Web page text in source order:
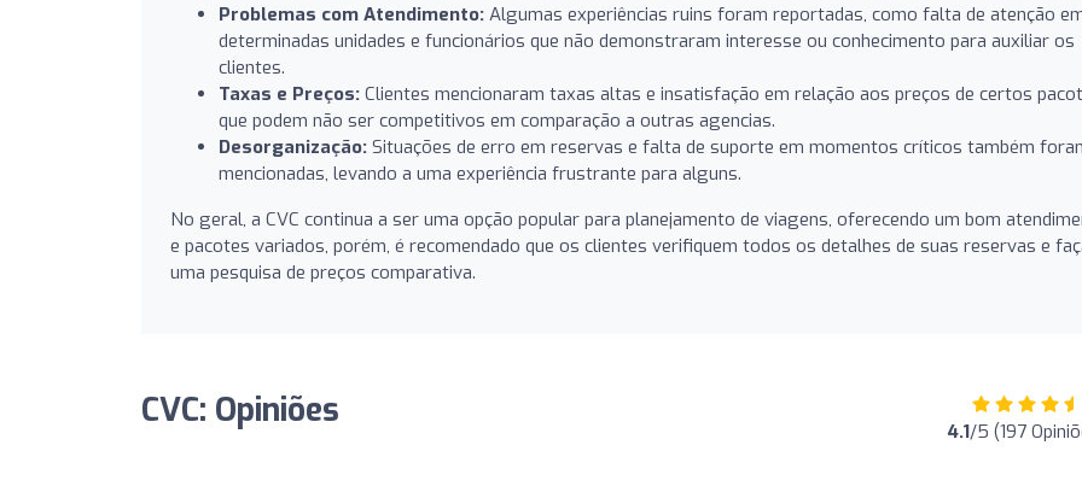
Problemas com Atendimento: Algumas experiências ruins foram reportadas, como falta de atenção
determinadas unidades e funcionários que não demonstraram interesse ou conhecimento para auxiliar os
clientes.
Taxas e Preços: Clientes mencionaram taxas altas e insatisfação em relação aos preços de certos
que podem não ser competitivos em comparação a outras agencias.
Desorganização: Situações de erro em reservas e falta de suporte em momentos críticos também
mencionadas, levando a uma experiência frustrante para alguns.
No geral, a CVC continua a ser uma opção popular para planejamento de viagens, oferecendo um bom
e pacotes variados, porém, é recomendado que os clientes verifiquem todos os detalhes de suas reservas e
uma pesquisa de preços comparativa.
CVC: Opiniões 4.1/5 (197